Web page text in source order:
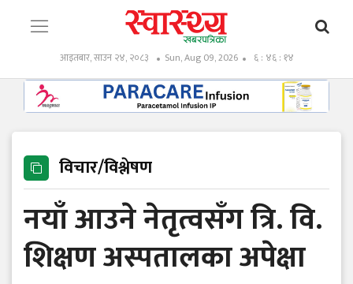
आइतबार, साउन २४, २०८३ Sun, Aug 09, 2026 ६ : ४६ : १५
विचार/विश्लेषण
नयाँ आउने नेतृत्वसँग त्रि. वि.
शिक्षण अस्पतालका अपेक्षा